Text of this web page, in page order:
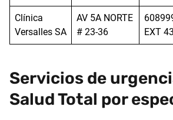
Clínica
Versalles SA
AV 5A NORTE
# 23-36
EXT
Servicios de
Salud Total por